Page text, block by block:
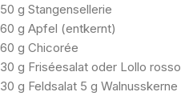
50 g Stangensellerie
60 g Apfel (entkernt)
60 g Chicorée
30 g Friséesalat oder Lollo rosso
30 g Feldsalat 5 g Walnusskerne